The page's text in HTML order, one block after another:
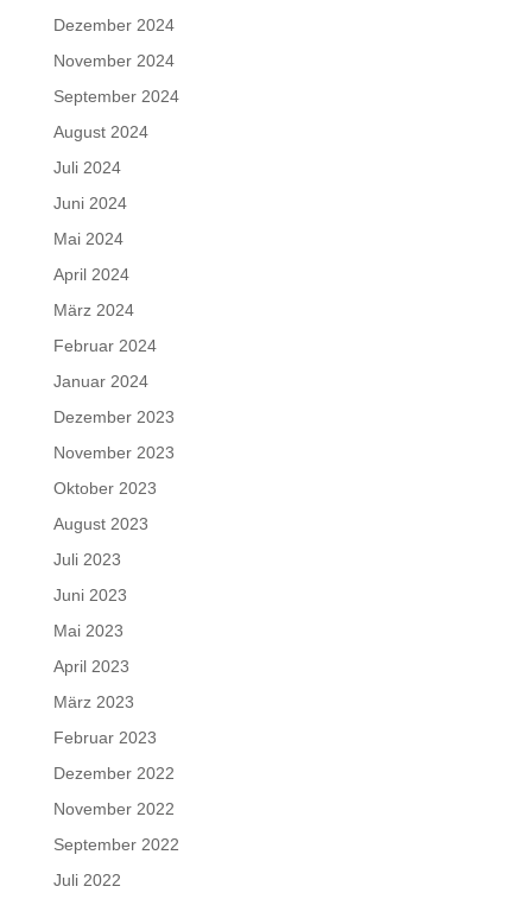
Dezember 2024
November 2024
September 2024
August 2024
Juli 2024
Juni 2024
Mai 2024
April 2024
März 2024
Februar 2024
Januar 2024
Dezember 2023
November 2023
Oktober 2023
August 2023
Juli 2023
Juni 2023
Mai 2023
April 2023
März 2023
Februar 2023
Dezember 2022
November 2022
September 2022
Juli 2022